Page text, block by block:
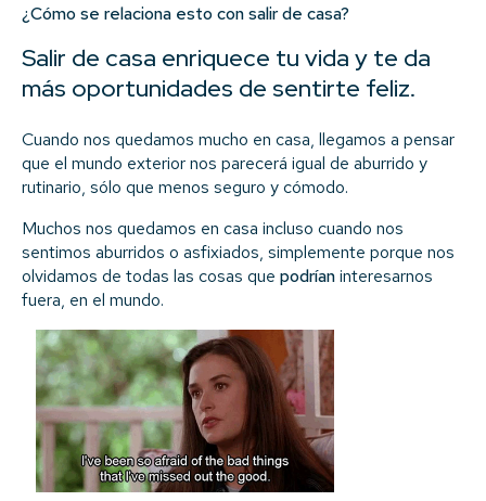
¿Cómo se relaciona esto con salir de casa?
Salir de casa enriquece tu vida y te da
más oportunidades de sentirte feliz.
Cuando nos quedamos mucho en casa, llegamos a pensar
que el mundo exterior nos parecerá igual de aburrido y
rutinario, sólo que menos seguro y cómodo.
Muchos nos quedamos en casa incluso cuando nos
sentimos aburridos o asfixiados, simplemente porque nos
olvidamos de todas las cosas que podríaninteresarnos
fuera, en el mundo.